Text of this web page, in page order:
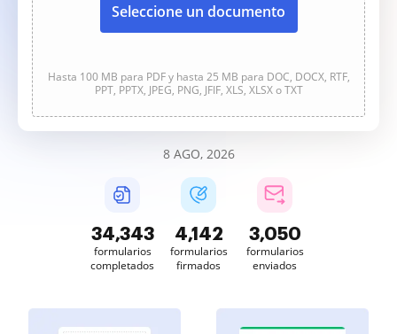
Seleccione un documento
Hasta 100 MB para PDF y hasta 25 MB para DOC, DOCX, RTF,
PPT, PPTX, JPEG, PNG, JFIF, XLS, XLSX o TXT
8 AGO, 2026
34,343
formularios
completados
4,142
formularios
firmados
3,050
formularios
enviados